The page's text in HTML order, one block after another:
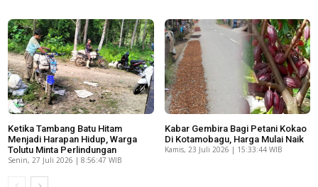
Ketika Tambang Batu Hitam
Menjadi Harapan Hidup, Warga
Tolutu Minta Perlindungan
Senin, 27 Juli 2026 | 8:56:47 WIB
Kabar Gembira Bagi Petani Kokao
Di Kotamobagu, Harga Mulai Naik
Kamis, 23 Juli 2026 | 15:33:44 WIB